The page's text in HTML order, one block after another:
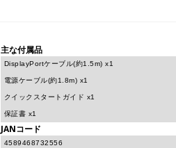
主な付属品
DisplayPortケーブル(約1.5m) x1
電源ケーブル(約1.8m) x1
クイックスタートガイド x1
保証書 x1
JANコード
4589468732556